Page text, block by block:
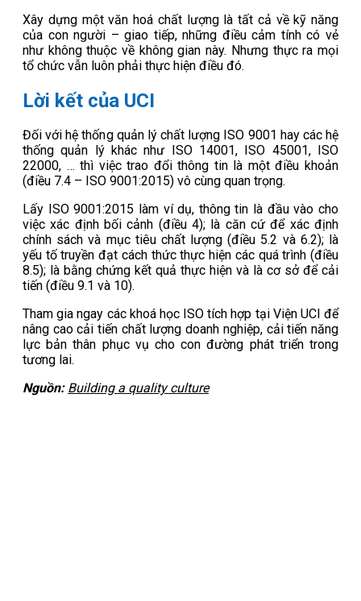
Xây dựng một văn hoá chất lượng là tất cả về kỹ năng
của con người – giao tiếp, những điều cảm tính có vẻ
như không thuộc về không gian này. Nhưng thực ra mọi
tổ chức vẫn luôn phải thực hiện điều đó.
Lời kết của UCI
Đối với hệ thống quản lý chất lượng ISO 9001 hay các hệ
thống quản lý khác như ISO 14001, ISO 45001, ISO
22000, … thì việc trao đổi thông tin là một điều khoản
(điều 7.4 – ISO 9001:2015) vô cùng quan trọng.
Lấy ISO 9001:2015 làm ví dụ, thông tin là đầu vào cho
việc xác định bối cảnh (điều 4); là căn cứ để xác định
chính sách và mục tiêu chất lượng (điều 5.2 và 6.2); là
yếu tố truyền đạt cách thức thực hiện các quá trình (điều
8.5); là bằng chứng kết quả thực hiện và là cơ sở để cải
tiến (điều 9.1 và 10).
Tham gia ngay các khoá học ISO tích hợp tại Viện UCI để
nâng cao cải tiến chất lượng doanh nghiệp, cải tiến năng
lực bản thân phục vụ cho con đường phát triển trong
tương lai.
Nguồn: Building a quality culture